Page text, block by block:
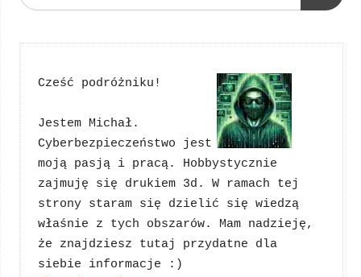
Cześć podróżniku!
Jestem Michał.
Cyberbezpieczeństwo jest
moją pasją i pracą. Hobbystycznie
zajmuję się drukiem 3d. W ramach tej
strony staram się dzielić się wiedzą
właśnie z tych obszarów. Mam nadzieję,
że znajdziesz tutaj przydatne dla